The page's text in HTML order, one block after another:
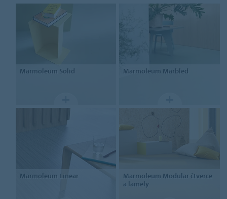
Marmoleum Solid Marmoleum Marbled
Marmoleum Linear Marmoleum Modular čtverce
a lamely